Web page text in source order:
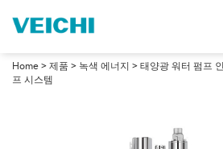
Home > 제품 > 녹색 에너지 > 태양광 워터 펌프
프 시스템